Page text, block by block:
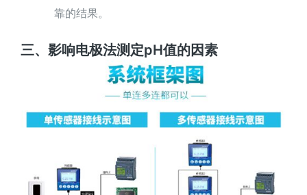
靠的结果。
三、影响电极法测定pH值的因素